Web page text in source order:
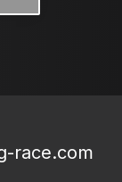
race.com